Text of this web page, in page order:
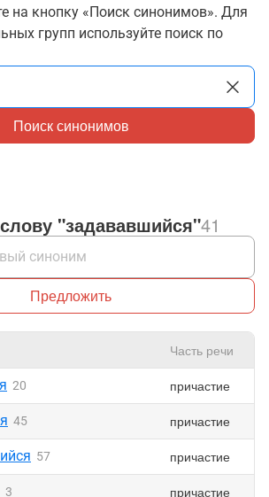
на кнопку «Поиск синонимов». Для
групп используйте поиск по
Поиск синонимов
"задававшийся"41
Предложить
Часть речи
20 причастие
45 причастие
57 причастие
3 причастие